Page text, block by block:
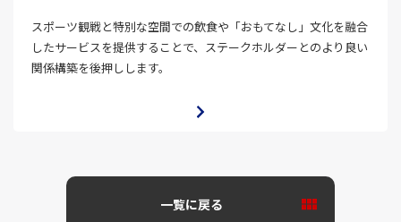
スポーツ観戦と特別な空間での飲食や「おもてなし」文化を融合
したサービスを提供することで、ステークホルダーとのより良い
関係構築を後押しします。
一覧に戻る